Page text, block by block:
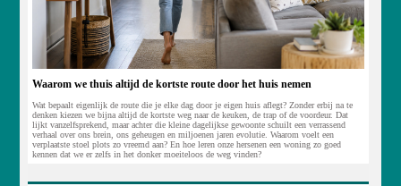
Waarom we thuis altijd de kortste route door het huis nemen
Wat bepaalt eigenlijk de route die je elke dag door je eigen huis aflegt? Zonder erbij na te
denken kiezen we bijna altijd de kortste weg naar de keuken, de trap of de voordeur. Dat
lijkt vanzelfsprekend, maar achter die kleine dagelijkse gewoonte schuilt een verrassend
verhaal over ons brein, ons geheugen en miljoenen jaren evolutie. Waarom voelt een
verplaatste stoel plots zo vreemd aan? En hoe leren onze hersenen een woning zo goed
kennen dat we er zelfs in het donker moeiteloos de weg vinden?